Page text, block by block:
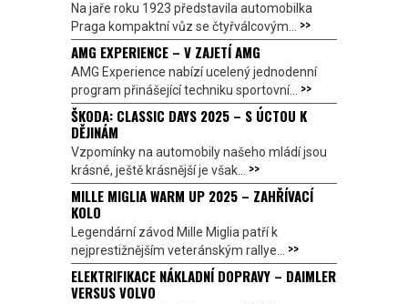
Na jaře roku 1923 představila automobilka
Praga kompaktní vůz se čtyřválcovým... >>
AMG EXPERIENCE – V ZAJETÍ AMG
AMG Experience nabízí ucelený jednodenní
program přinášející techniku sportovní... >>
ŠKODA: CLASSIC DAYS 2025 – S ÚCTOU K
DĚJINÁM
Vzpomínky na automobily našeho mládí jsou
krásné, ještě krásnější je však... >>
MILLE MIGLIA WARM UP 2025 – ZAHŘÍVACÍ
KOLO
Legendární závod Mille Miglia patří k
nejprestižnějším veteránským rallye... >>
ELEKTRIFIKACE NÁKLADNÍ DOPRAVY – DAIMLER
VERSUS VOLVO